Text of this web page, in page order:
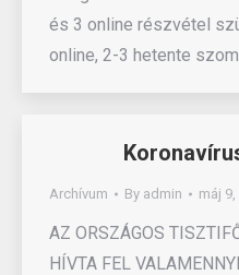
és 3 online részvétel
online, 2-3 hetente
Archívum By admin máj
AZ ORSZÁGOS
HÍVTA FEL